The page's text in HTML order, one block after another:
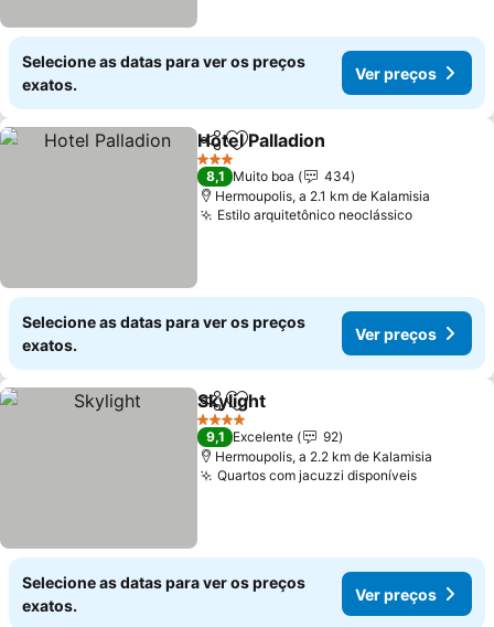
Selecione as datas para ver os preços
exatos.
Ver preços
PartilharAdicionar aos favoritos
Hotel Palladion
3 Estrelas
8,1 Muito boa
434
Hermoupolis, a 2.1 km de Kalamisia
Estilo arquitetônico neoclássico
Selecione as datas para ver os preços
exatos.
Ver preços
PartilharAdicionar aos favoritos
Skylight
4 Estrelas
9,1 Excelente
92
Hermoupolis, a 2.2 km de Kalamisia
Quartos com jacuzzi disponíveis
Selecione as datas para ver os preços
exatos.
Ver preços